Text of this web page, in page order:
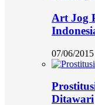
Art Jog
07/06/2015
Ditawari